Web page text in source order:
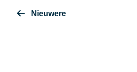
Nieuwere